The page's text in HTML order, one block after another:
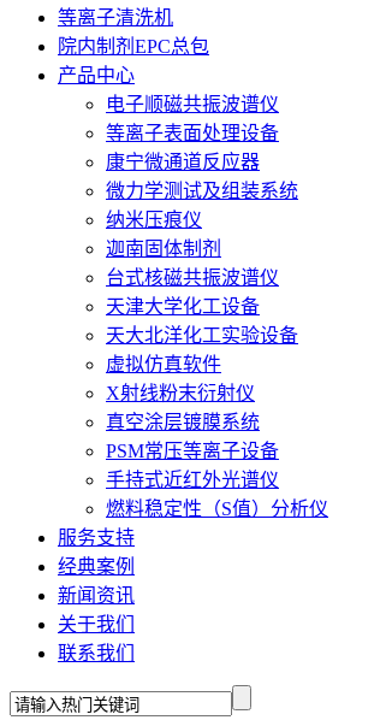
等离子清洗机
院内制剂EPC总包
产品中心
电子顺磁共振波谱仪
等离子表面处理设备
康宁微通道反应器
微力学测试及组装系统
纳米压痕仪
迦南固体制剂
台式核磁共振波谱仪
天津大学化工设备
天大北洋化工实验设备
虚拟仿真软件
X射线粉末衍射仪
真空涂层镀膜系统
PSM常压等离子设备
手持式近红外光谱仪
燃料稳定性（S值）分析仪
服务支持
经典案例
新闻资讯
关于我们
联系我们